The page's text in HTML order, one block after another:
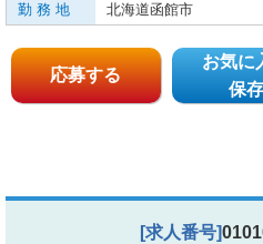
勤 務 地
北海道函館市
応募する
お気に
保存
[求人番号]